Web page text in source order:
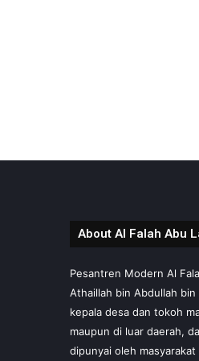
About Al Falah Abu
Pesantren Modern Al
Athaillah bin Abdullah
kepala desa dan tokoh
maupun di luar daerah,
dipunyai oleh